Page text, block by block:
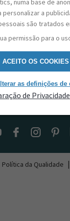
Política da Qualidade |
numa base de
a
são tratados
permissão para o
ACEITO OS COOKIES
as definições de
de